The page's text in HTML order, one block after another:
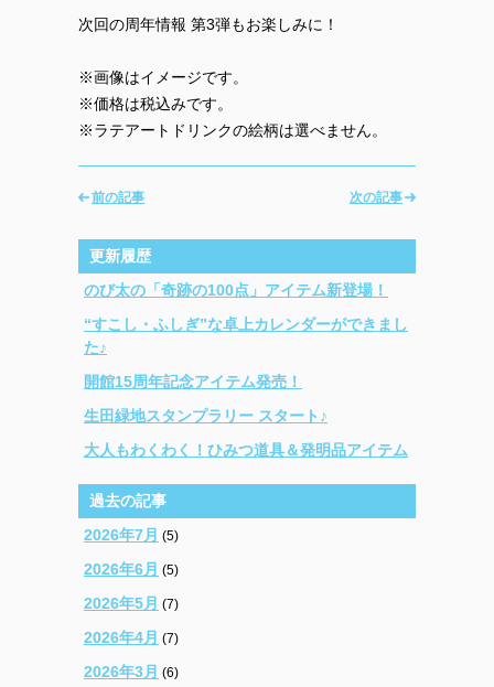
次回の周年情報 第3弾もお楽しみに！
※画像はイメージです。
※価格は税込みです。
※ラテアートドリンクの絵柄は選べません。
次の記事
前の記事
更新履歴
のび太の「奇跡の100点」アイテム新登場！
“すこし・ふしぎ”な卓上カレンダーができまし
た♪
開館15周年記念アイテム発売！
生田緑地スタンプラリー スタート♪
大人もわくわく！ひみつ道具＆発明品アイテム
過去の記事
2026年7月 (5)
2026年6月 (5)
2026年5月 (7)
2026年4月 (7)
2026年3月 (6)